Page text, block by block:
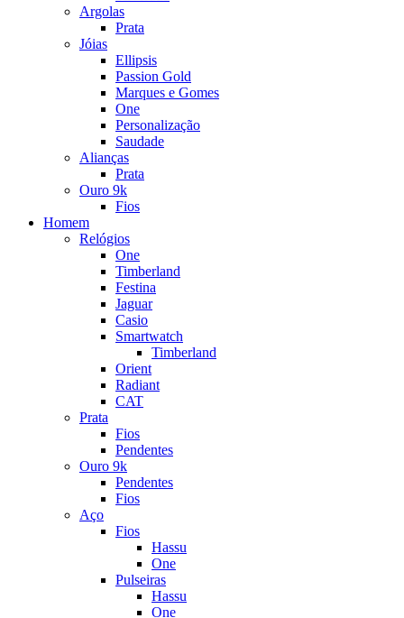
Argolas
Prata
Jóias
Ellipsis
Passion Gold
Marques e Gomes
One
Personalização
Saudade
Alianças
Prata
Ouro 9k
Fios
Homem
Relógios
One
Timberland
Festina
Jaguar
Casio
Smartwatch
Timberland
Orient
Radiant
CAT
Prata
Fios
Pendentes
Ouro 9k
Pendentes
Fios
Aço
Fios
Hassu
One
Pulseiras
Hassu
One